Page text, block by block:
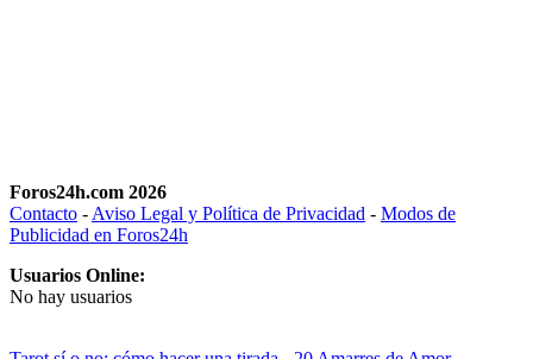
Foros24h.com 2026
Contacto - Aviso Legal y Política de Privacidad - Modos de
Publicidad en Foros24h
Usuarios Online:
No hay usuarios